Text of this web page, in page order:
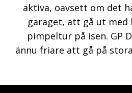
aktiva, oavsett om det
garaget, att gå ut med
pimpeltur på isen. GP
ännu friare att gå på